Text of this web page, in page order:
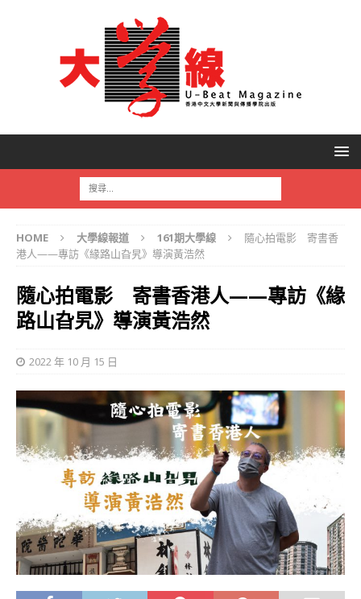
HOME 大學線報道 161期大學線
隨心拍電影 寄書香
港人——專訪《緣路山旮旯》導演黃浩然
隨心拍電影 寄書香港人——專訪《緣
路山旮旯》導演黃浩然
2022 年 10 月 15 日